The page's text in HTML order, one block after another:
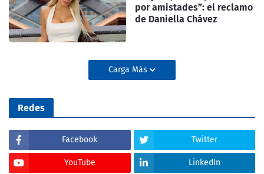
por amistades”: el reclamo
de Daniella Chávez
Carga Más
Redes
Facebook Twitter
YouTube LinkedIn